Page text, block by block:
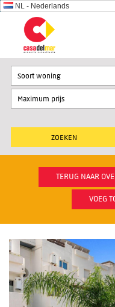
NL - Nederlands
Soort woning
TERUG NAAR
VOEG